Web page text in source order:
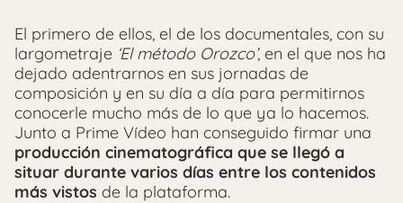
El primero de ellos, el de los documentales, con su
largometraje ‘El método Orozco’, en el que nos ha
dejado adentrarnos en sus jornadas de
composición y en su día a día para permitirnos
conocerle mucho más de lo que ya lo hacemos.
Junto a Prime Vídeo han conseguido firmar una
producción cinematográfica que se llegó a
situar durante varios días entre los contenidos
más vistos de la plataforma.